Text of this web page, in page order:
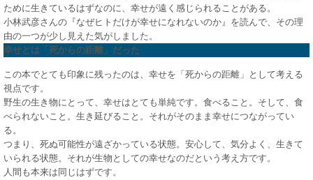
ために生きているはずなのに、幸せが遠く感じられることがある。
小林武彦さんの『なぜヒトだけが幸せになれないのか』を読んで、その理
由の一つが少し見えた気がしました。
幸せとは「死からの距離」だった
この本でとても印象に残ったのは、幸せを「死からの距離」として考える
視点です。
野生の生き物にとって、幸せはとても単純です。食べること。そして、食
べられないこと。生き延びること。それがそのまま幸せにつながってい
る。
つまり、死ぬ可能性が遠ざかっている状態。安心して、気分よく、生きて
いられる状態。それが生物としての幸せなのだという考え方です。
人間も本来は同じはずです。